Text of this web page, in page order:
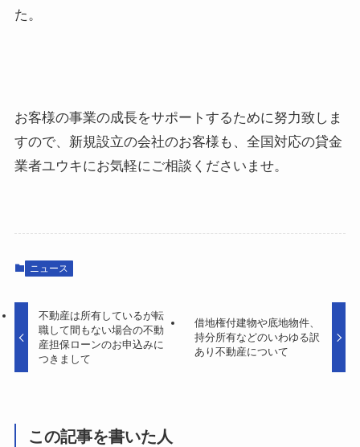
た。
お客様の事業の成長をサポートするために努力致しま
すので、新規設立の会社のお客様も、全国対応の貸金
業者ユウキにお気軽にご相談くださいませ。
ニュース
不動産は所有しているが転
職して間もない場合の不動
産担保ローンのお申込みに
つきまして
借地権付建物や底地物件、
持分所有などのいわゆる訳
あり不動産について
この記事を書いた人